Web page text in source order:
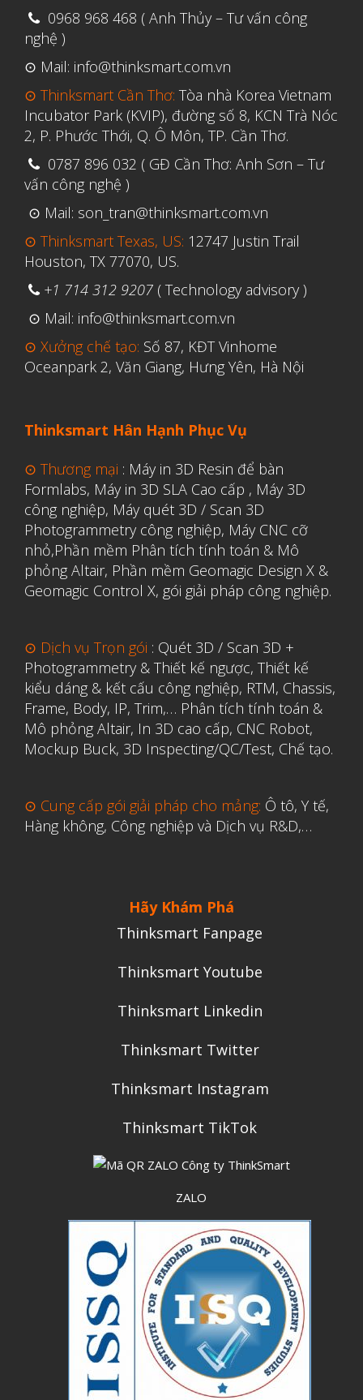
Tháng Một 2020
Tháng Mười Một 2019
Tháng Mười 2019
Tháng Chín 2019
Tháng Tám 2019
Tháng Năm 2019
Aerospace
Giải pháp
Giải pháp ô tô
in 3d cao cấp
Máy in 3D để bàn Formlabs U.S.
Mô phỏng
Ứng dụng
Vật liệu
Y Tế
0968 968 468 ( Anh Thủy – Tư vấn công
nghệ )
⊙ Mail: info@thinksmart.com.vn
⊙ Thinksmart Cần Thơ: Tòa nhà Korea Vietnam
Incubator Park (KVIP), đường số 8, KCN Trà Nóc
2, P. Phước Thới, Q. Ô Môn, TP. Cần Thơ.
0787 896 032 ( GĐ Cần Thơ: Anh Sơn – Tư
vấn công nghệ )
⊙ Mail: son_tran@thinksmart.com.vn
⊙ Thinksmart Texas, US: 12747 Justin Trail
Houston, TX 77070, US.
+1 714 312 9207 ( Technology advisory )
⊙ Mail: info@thinksmart.com.vn
⊙ Xưởng chế tạo: Số 87, KĐT Vinhome
Oceanpark 2, Văn Giang, Hưng Yên, Hà Nội
Thinksmart Hân Hạnh Phục Vụ
⊙ Thương mại : Máy in 3D Resin để bàn
Formlabs, Máy in 3D SLA Cao cấp , Máy 3D
công nghiệp, Máy quét 3D / Scan 3D
Photogrammetry công nghiệp, Máy CNC cỡ
nhỏ,Phần mềm Phân tích tính toán & Mô
phỏng Altair, Phần mềm Geomagic Design X &
Geomagic Control X, gói giải pháp công nghiệp.
⊙ Dịch vụ Trọn gói : Quét 3D / Scan 3D +
Photogrammetry & Thiết kế ngược, Thiết kế
kiểu dáng & kết cấu công nghiệp, RTM, Chassis,
Frame, Body, IP, Trim,… Phân tích tính toán &
Mô phỏng Altair, In 3D cao cấp, CNC Robot,
Mockup Buck, 3D Inspecting/QC/Test, Chế tạo.
⊙ Cung cấp gói giải pháp cho mảng: Ô tô, Y tế,
Hàng không, Công nghiệp và Dịch vụ R&D,…
Hãy Khám Phá
Thinksmart Fanpage
Thinksmart Youtube
Thinksmart Linkedin
Thinksmart Twitter
Thinksmart Instagram
Thinksmart TikTok
ZALO